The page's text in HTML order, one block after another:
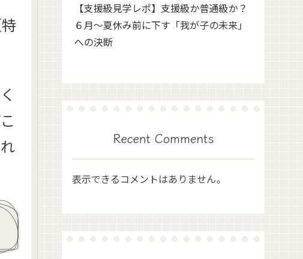
【支援級見学レポ】支援級か普通級か？
６月～夏休み前に下す「我が子の未来」
への決断
Recent Comments
表示できるコメントはありません。